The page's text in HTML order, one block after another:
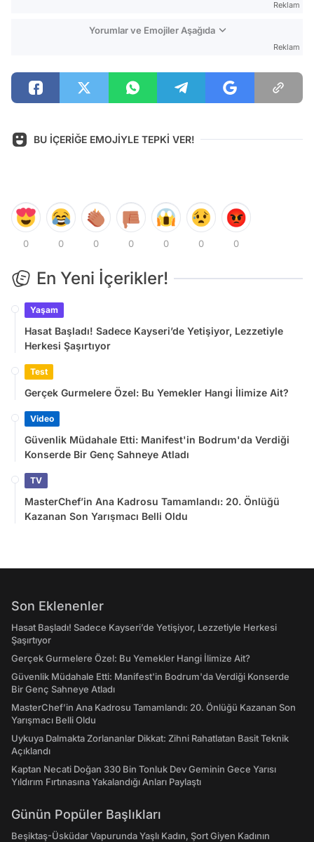
Reklam
Yorumlar ve Emojiler Aşağıda
Reklam
BU İÇERİĞE EMOJİYLE TEPKİ VER!
0 0 0 0 0 0 0
En Yeni İçerikler!
Yaşam
Hasat Başladı! Sadece Kayseri’de Yetişiyor, Lezzetiyle
Herkesi Şaşırtıyor
Test
Gerçek Gurmelere Özel: Bu Yemekler Hangi İlimize Ait?
Video
Güvenlik Müdahale Etti: Manifest'in Bodrum'da Verdiği
Konserde Bir Genç Sahneye Atladı
TV
MasterChef’in Ana Kadrosu Tamamlandı: 20. Önlüğü
Kazanan Son Yarışmacı Belli Oldu
Son Eklenenler
Hasat Başladı! Sadece Kayseri’de Yetişiyor, Lezzetiyle Herkesi
Şaşırtıyor
Gerçek Gurmelere Özel: Bu Yemekler Hangi İlimize Ait?
Güvenlik Müdahale Etti: Manifest'in Bodrum'da Verdiği Konserde
Bir Genç Sahneye Atladı
MasterChef’in Ana Kadrosu Tamamlandı: 20. Önlüğü Kazanan Son
Yarışmacı Belli Oldu
Uykuya Dalmakta Zorlananlar Dikkat: Zihni Rahatlatan Basit Teknik
Açıklandı
Kaptan Necati Doğan 330 Bin Tonluk Dev Geminin Gece Yarısı
Yıldırım Fırtınasına Yakalandığı Anları Paylaştı
Günün Popüler Başlıkları
Beşiktaş-Üsküdar Vapurunda Yaşlı Kadın, Şort Giyen Kadının